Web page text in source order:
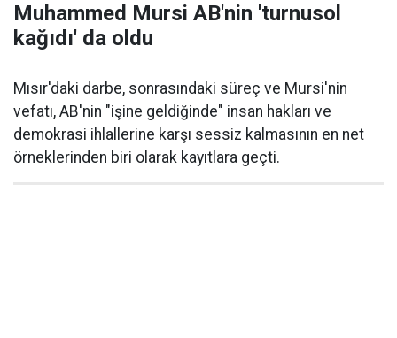
Muhammed Mursi AB'nin 'turnusol
kağıdı' da oldu
Mısır'daki darbe, sonrasındaki süreç ve Mursi'nin
vefatı, AB'nin "işine geldiğinde" insan hakları ve
demokrasi ihlallerine karşı sessiz kalmasının en net
örneklerinden biri olarak kayıtlara geçti.